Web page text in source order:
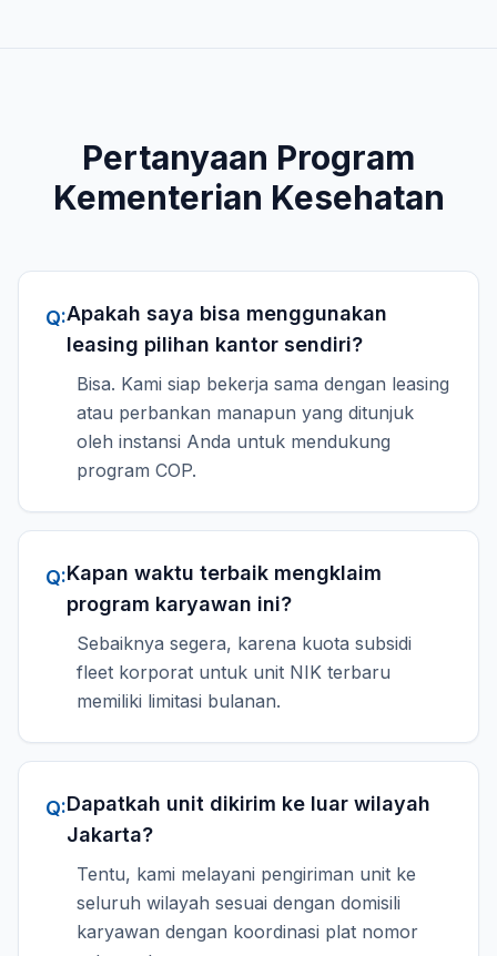
Pertanyaan Program
Kementerian Kesehatan
Q:Apakah saya bisa menggunakan
leasing pilihan kantor sendiri?
Bisa. Kami siap bekerja sama dengan leasing
atau perbankan manapun yang ditunjuk
oleh instansi Anda untuk mendukung
program COP.
Q:Kapan waktu terbaik mengklaim
program karyawan ini?
Sebaiknya segera, karena kuota subsidi
fleet korporat untuk unit NIK terbaru
memiliki limitasi bulanan.
Q:Dapatkah unit dikirim ke luar wilayah
Jakarta?
Tentu, kami melayani pengiriman unit ke
seluruh wilayah sesuai dengan domisili
karyawan dengan koordinasi plat nomor